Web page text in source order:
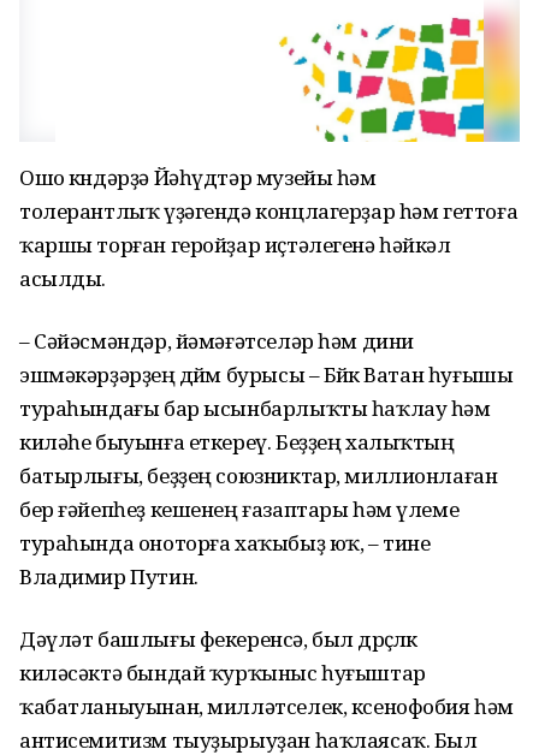
Ошо көндәрҙә Йәһүдтәр музейы һәм
толерантлыҡ үҙәгендә концлагерҙар һәм геттоға
ҡаршы торған геройҙар иҫтәлегенә һәйкәл
асылды.
– Сәйәсмәндәр, йәмәғәтселәр һәм дини
эшмәкәрҙәрҙең дөйөм бурысы – Бөйөк Ватан һуғышы
тураһындағы бар ысынбарлыҡты һаҡлау һәм
киләһе быуынға еткереү. Беҙҙең халыҡтың
батырлығы, беҙҙең союзниктар, миллионлаған
бер ғәйепһеҙ кешенең ғазаптары һәм үлеме
тураһында оноторға хаҡыбыҙ юҡ, – тине
Владимир Путин.
Дәүләт башлығы фекеренсә, был дөрөҫлөк
киләсәктә бындай ҡурҡыныс һуғыштар
ҡабатланыуынан, милләтселек, ксенофобия һәм
антисемитизм тыуҙырыуҙан һаҡлаясаҡ. Был